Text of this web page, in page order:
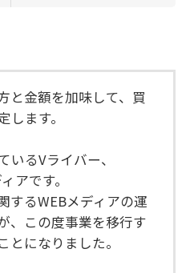
と金額を加味して、買
ます。
いるVライバー、
アです。
するWEBメディアの運
、この度事業を移行す
とになりました。